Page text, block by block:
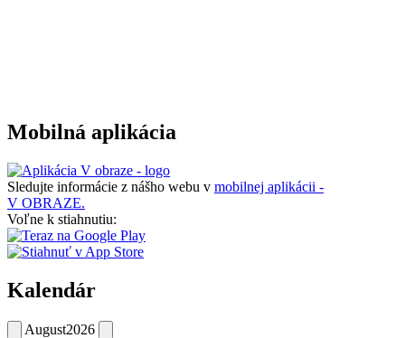
Mobilná aplikácia
Sledujte informácie z nášho webu v mobilnej aplikácii -
V OBRAZE.
Voľne k stiahnutiu:
Kalendár
August2026